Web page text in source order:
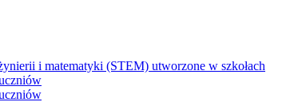
i matematyki (STEM) utworzone w szkołach